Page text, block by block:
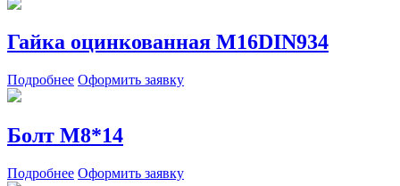
Гайка оцинкованная М16DIN934
Подробнее Оформить заявку
Болт М8*14
Подробнее Оформить заявку